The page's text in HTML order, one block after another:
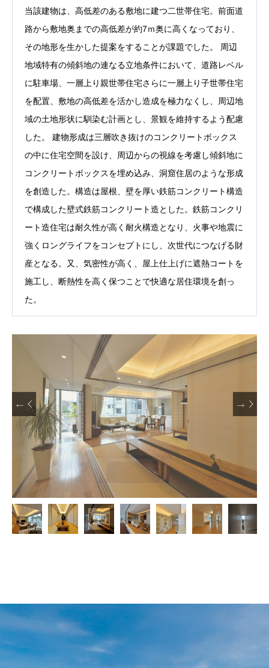
当該建物は、高低差のある敷地に建つ二世帯住宅。前面道
路から敷地奥までの高低差が約7ｍ奥に高くなっており、
その地形を生かした提案をすることが課題でした。 周辺
地域特有の傾斜地の連なる立地条件において、道路レベル
に駐車場、一層上り親世帯住宅さらに一層上り子世帯住宅
を配置、敷地の高低差を活かし造成を極力なくし、周辺地
域の土地形状に馴染む計画とし、景観を維持するよう配慮
した。 建物形成は三層吹き抜けのコンクリートボックス
の中に住宅空間を設け、周辺からの視線を考慮し傾斜地に
コンクリートボックスを埋め込み、洞窟住居のような形成
を創造した。構造は屋根、壁を厚い鉄筋コンクリート構造
で構成した壁式鉄筋コンクリート造とした。鉄筋コンクリ
ート造住宅は耐久性が高く耐火構造となり、火事や地震に
強くロングライフをコンセプトにし、次世代につなげる財
産となる。又、気密性が高く、屋上仕上げに遮熱コートを
施工し、断熱性を高く保つことで快適な居住環境を創っ
た。
 